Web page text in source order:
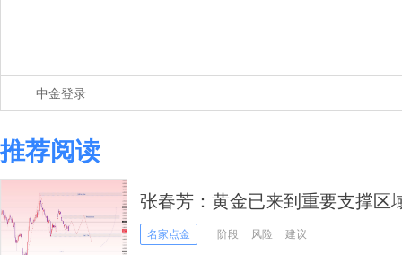
中金登录
推荐阅读
张春芳：黄金已来到重要支撑区
名家点金 阶段 风险 建议